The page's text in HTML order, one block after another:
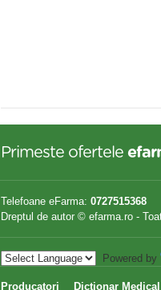
Primeste ofertele
Telefoane eFarma: 0727515368
Dreptul de autor © efarma.ro -
Powered by
Producatori Dictionar Medical